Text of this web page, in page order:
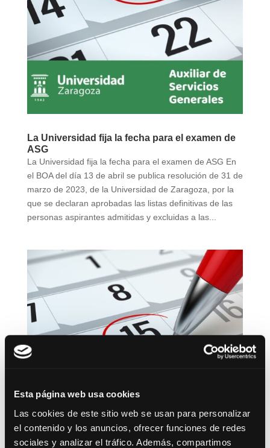
Esta página web usa cookies
Las cookies de este sitio web se usan para personalizar
el contenido y los anuncios, ofrecer funciones de redes
sociales y analizar el tráfico. Además, compartimos
La Universidad fija la fecha para el examen de
ASG
La Universidad fija la fecha para el examen de ASG En
el BOA del día 13 de abril se publica resolución de 31 de
marzo de 2023, de la Universidad de Zaragoza, por la
que se declaran aprobadas las listas definitivas de las
personas aspirantes admitidas y excluidas a las...